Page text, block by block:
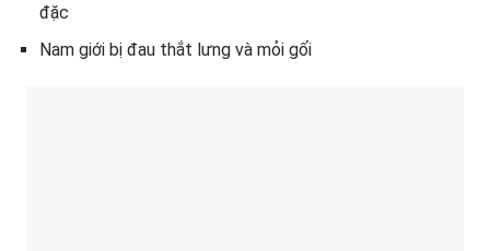
đặc
Nam giới bị đau thắt lưng và mỏi gối